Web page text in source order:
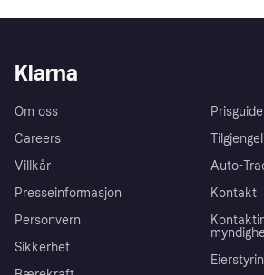
Klarna
Om oss
Careers
Villkår
Presseinformasjon
Personvern
Sikkerhet
Auto-
Kontakt